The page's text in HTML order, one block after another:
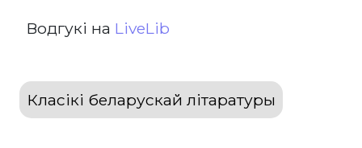
Водгукі на LiveLib
Класікі беларускай літаратуры